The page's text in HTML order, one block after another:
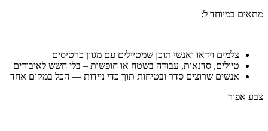
מתאים במיוחד ל:
צלמים וידאו ואנשי תוכן שמטיילים עם מגוון כרטיסים
טיולים, סדנאות, עבודה בשטח או חופשות – בלי חשש לאיבודים
אנשים שרוצים סדר ובטיחות תוך כדי ניידות — הכל במקום אחד
צבע אפור